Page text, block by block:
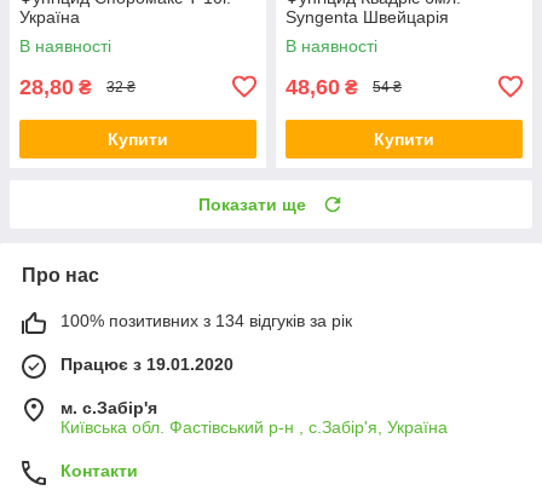
Україна
В наявності
28,80 ₴ 32 ₴
Купити
Syngenta Швейцарія
В наявності
48,60 ₴ 54 ₴
Купити
Показати ще
Про нас
100% позитивних з 134 відгуків за рік
Працює з 19.01.2020
м. с.Забір'я
Київська обл. Фастівський р-н , с.Забір'я, Україна
Контакти